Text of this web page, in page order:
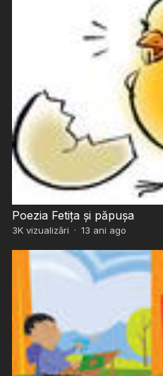
Poezia Fetița și păpușa
3Kvizualizări · 13 ani ago